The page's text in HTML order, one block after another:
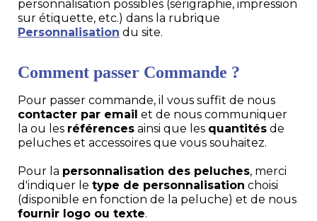
personnalisation possibles (sérigraphie, impression
sur étiquette, etc.) dans la rubrique
Personnalisation du site.
Comment passer Commande ?
Pour passer commande, il vous suffit de nous
contacter par email et de nous communiquer
la ou les références ainsi que les quantités de
peluches et accessoires que vous souhaitez.
Pour la personnalisation des peluches, merci
d'indiquer le type de personnalisation choisi
(disponible en fonction de la peluche) et de nous
fournir logo ou texte.